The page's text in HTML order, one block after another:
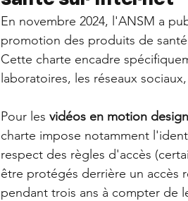
En novembre 2024, l'ANSM a
promotion des produits de
Cette charte encadre
laboratoires, les réseaux
Pour les vidéos en motion design
charte impose notamment
respect des règles d'accès
être protégés derrière un accès
pendant trois ans à compter de